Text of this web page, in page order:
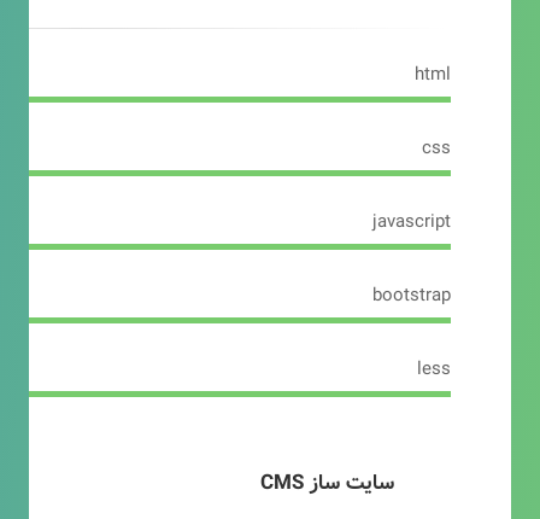
html
css
javascript
bootstrap
less
سایت ساز CMS